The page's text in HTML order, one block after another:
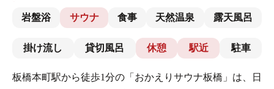
岩盤浴 サウナ 食事 天然温泉 露天風呂
掛け流し 貸切風呂 休憩 駅近 駐車
板橋本町駅から徒歩1分の「おかえりサウナ板橋」は、日